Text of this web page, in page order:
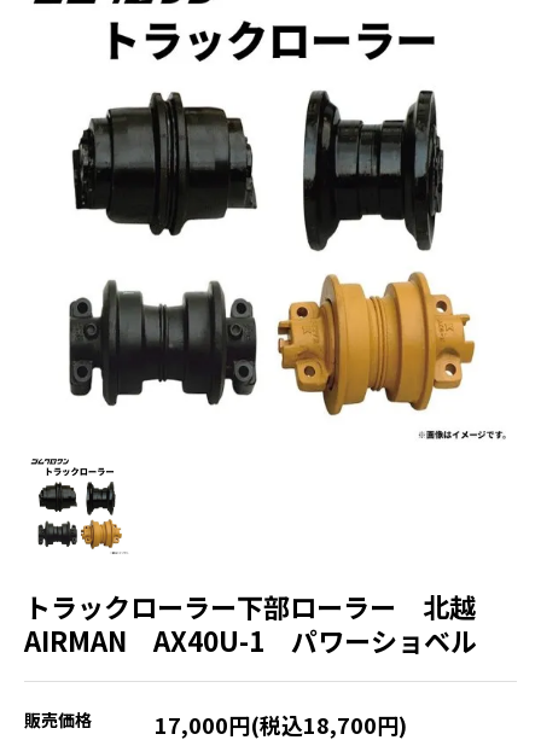
トラックローラー下部ローラー 北越
AIRMAN AX40U-1 パワーショベル
販売価格 17,000円(税込18,700円)